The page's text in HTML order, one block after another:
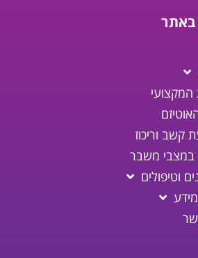
באתר
המקצועי
קשב וריכוז
במצבי משבר
וטיפולים